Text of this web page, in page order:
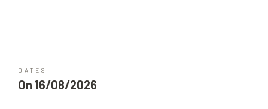
DATES
On 16/08/2026